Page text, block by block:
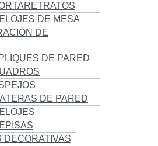
DE MESA
DE
DE PARED
DE PARED
DECORATIVAS